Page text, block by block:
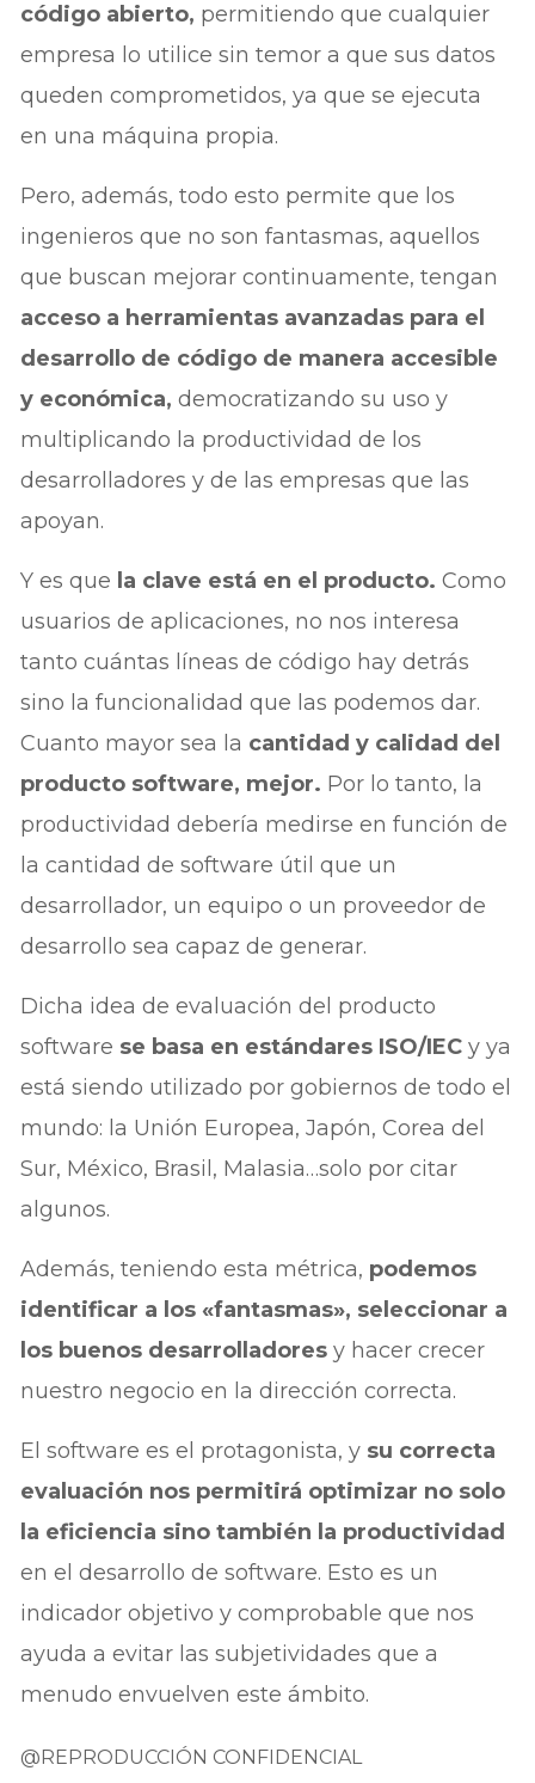
código abierto, permitiendo que cualquier
empresa lo utilice sin temor a que sus datos
queden comprometidos, ya que se ejecuta
en una máquina propia.
Pero, además, todo esto permite que los
ingenieros que no son fantasmas, aquellos
que buscan mejorar continuamente, tengan
acceso a herramientas avanzadas para el
desarrollo de código de manera accesible
y económica,democratizando su uso y
multiplicando la productividad de los
desarrolladores y de las empresas que las
apoyan.
Y es que la clave está en el producto. Como
usuarios de aplicaciones, no nos interesa
tanto cuántas líneas de código hay detrás
sino la funcionalidad que las podemos dar.
Cuanto mayor sea la cantidad y calidad del
producto software, mejor. Por lo tanto, la
productividad debería medirse en función de
la cantidad de software útil que un
desarrollador, un equipo o un proveedor de
desarrollo sea capaz de generar.
Dicha idea de evaluación del producto
software se basa en estándares ISO/IEC y ya
está siendo utilizado por gobiernos de todo el
mundo: la Unión Europea, Japón, Corea del
Sur, México, Brasil, Malasia…solo por citar
algunos.
Además, teniendo esta métrica, podemos
identificar a los «fantasmas», seleccionar a
los buenos desarrolladoresy hacer crecer
nuestro negocio en la dirección correcta.
El software es el protagonista, y su correcta
evaluación nos permitirá optimizar no solo
la eficiencia sino también la productividad
en el desarrollo de software. Esto es un
indicador objetivo y comprobable que nos
ayuda a evitar las subjetividades que a
menudo envuelven este ámbito.
@REPRODUCCIÓN CONFIDENCIAL